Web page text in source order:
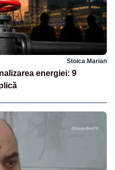
Stoica Marian
energiei: 9